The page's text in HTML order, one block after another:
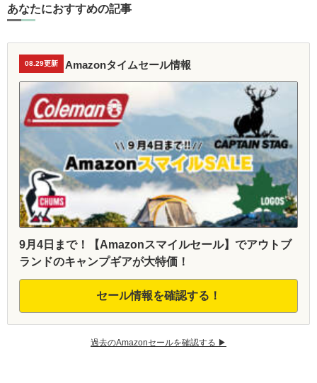
あなたにおすすめの記事
08.29更新 Amazonタイムセール情報
9月4日まで！【Amazonスマイルセール】でアウトブ
ランドのキャンプギアが大特価！
セール情報を確認する！
過去のAmazonセールを確認する ▶︎